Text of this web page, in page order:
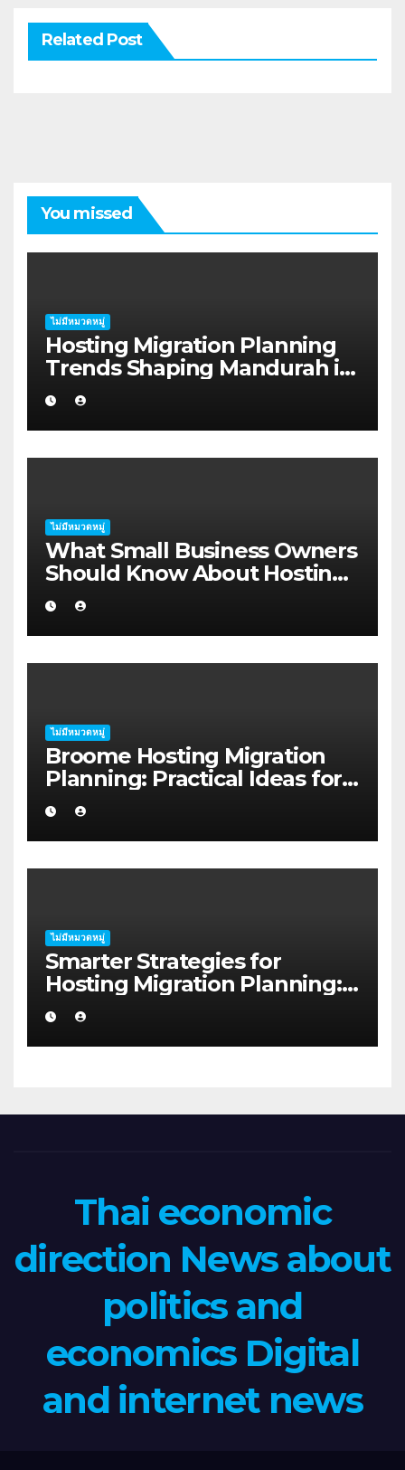
Related Post
You missed
ไม่มีหมวดหมู่
Hosting Migration Planning
Trends Shaping Mandurah in
2026
ไม่มีหมวดหมู่
What Small Business Owners
Should Know About Hosting
Migration Planning in
Geraldton
ไม่มีหมวดหมู่
Broome Hosting Migration
Planning: Practical Ideas for
First-home Buyers
ไม่มีหมวดหมู่
Smarter Strategies for
Hosting Migration Planning:
A Guide for Australian
Families in Albany WA
Thai economic
direction News about
politics and
economics Digital
and internet news